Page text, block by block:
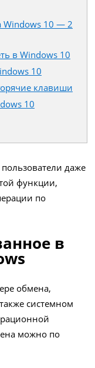
Windows 10 — 2
в Windows 10
10
клавиши
10
даже
функции,
по
в
обмена,
системном
можно по